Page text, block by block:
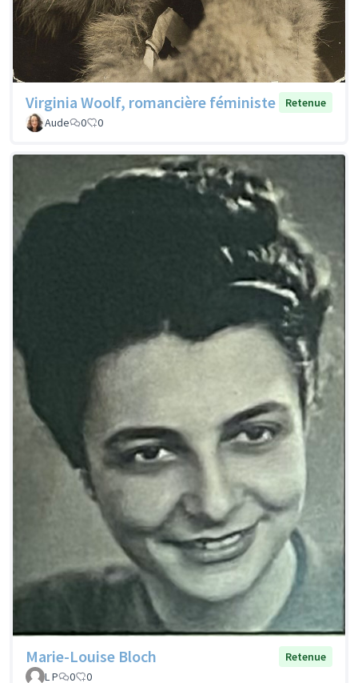
Virginia Woolf, romancière féministe
Retenue
Aude
0 0
Marie-Louise Bloch
Retenue
L P
0 0